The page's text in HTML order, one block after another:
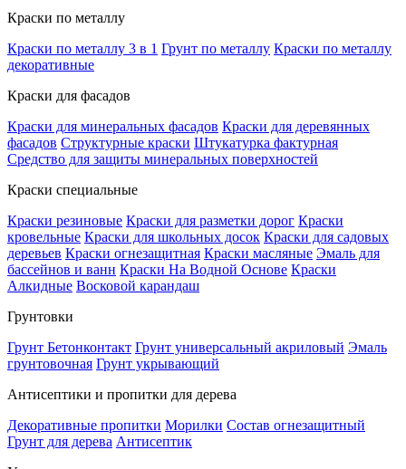
Краски по металлу
Краски по металлу 3 в 1 Грунт по металлу Краски по металлу
декоративные
Краски для фасадов
Краски для минеральных фасадов Краски для деревянных
фасадов Структурные краски Штукатурка фактурная
Средство для защиты минеральных поверхностей
Краски специальные
Краски резиновые Краски для разметки дорог Краски
кровельные Краски для школьных досок Краски для садовых
деревьев Краски огнезащитная Краски масляные Эмаль для
бассейнов и ванн Краски На Водной Основе Краски
Алкидные Восковой карандаш
Грунтовки
Грунт Бетонконтакт Грунт универсальный акриловый Эмаль
грунтовочная Грунт укрывающий
Антисептики и пропитки для дерева
Декоративные пропитки Морилки Состав огнезащитный
Грунт для дерева Антисептик